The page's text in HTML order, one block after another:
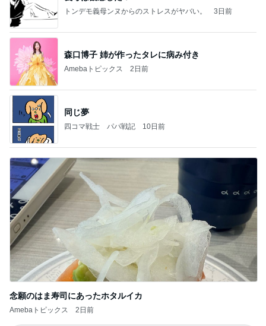
トンデモ義母ンヌからのストレスがヤバい。 3日前
森口博子 姉が作ったタレに病み付き
Amebaトピックス 2日前
同じ夢
四コマ戦士 パパ戦記 10日前
念願のはま寿司にあったホタルイカ
Amebaトピックス 2日前